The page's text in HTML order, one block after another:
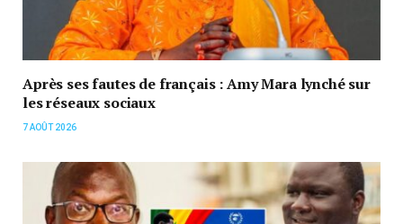
Après ses fautes de français : Amy Mara lynché sur
les réseaux sociaux
7 AOÛT 2026